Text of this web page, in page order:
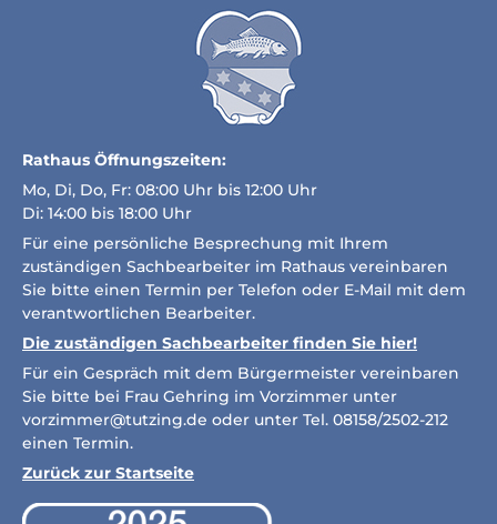
Rathaus Öffnungszeiten:
Mo, Di, Do, Fr: 08:00 Uhr bis 12:00 Uhr
Di: 14:00 bis 18:00 Uhr
Für eine persönliche Besprechung mit Ihrem
zuständigen Sachbearbeiter im Rathaus vereinbaren
Sie bitte einen Termin per Telefon oder E-Mail mit dem
verantwortlichen Bearbeiter.
Die zuständigen Sachbearbeiter finden Sie hier!
Für ein Gespräch mit dem Bürgermeister vereinbaren
Sie bitte bei Frau Gehring im Vorzimmer unter
vorzimmer@tutzing.de oder unter Tel. 08158/2502-212
einen Termin.
Zurück zur Startseite